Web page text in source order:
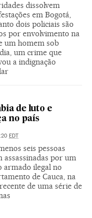
dissolvem
em Bogotá,
dois policiais são
por envolvimento na
um homem sob
um crime que
a indignação
de luto e
no país
EDT
seis pessoas
assassinadas por um
armado ilegal no
de Cauca, na
de uma série de